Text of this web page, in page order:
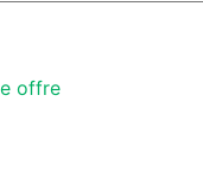
offre